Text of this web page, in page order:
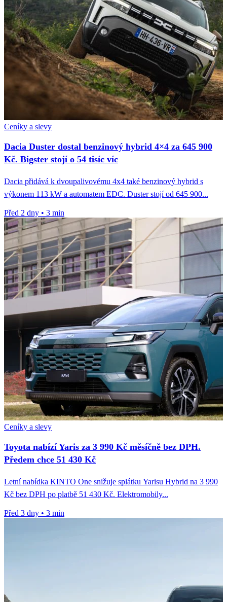
Ceníky a slevy
Dacia Duster dostal benzinový hybrid 4×4 za 645 900
Kč. Bigster stojí o 54 tisíc víc
Dacia přidává k dvoupalivovému 4x4 také benzinový hybrid s
výkonem 113 kW a automatem EDC. Duster stojí od 645 900...
Před 2 dny • 3 min
Ceníky a slevy
Toyota nabízí Yaris za 3 990 Kč měsíčně bez DPH.
Předem chce 51 430 Kč
Letní nabídka KINTO One snižuje splátku Yarisu Hybrid na 3 990
Kč bez DPH po platbě 51 430 Kč. Elektromobily...
Před 3 dny • 3 min